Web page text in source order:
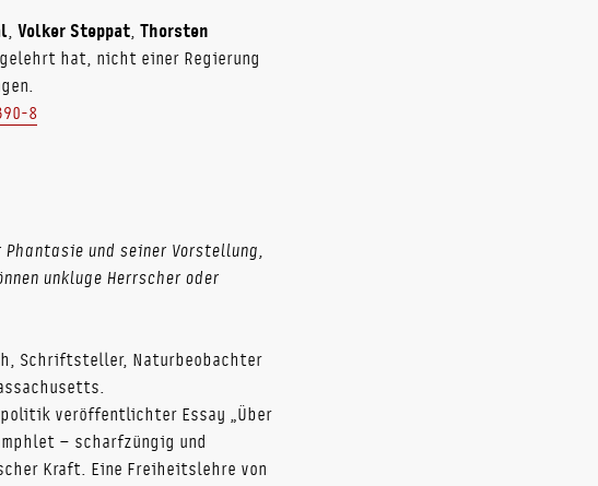
, Volker Steppat, Thorsten
hat, nicht einer Regierung
8
und seiner Vorstellung,
unkluge Herrscher oder
Schriftsteller, Naturbeobachter
veröffentlichter Essay „Über
– scharfzüngig und
Kraft. Eine Freiheitslehre von